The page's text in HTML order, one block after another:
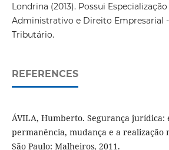
Londrina (2013). Possui
Administrativo e Direito Empresarial
Tributário.
REFERENCES
ÁVILA, Humberto. Segurança jurídica:
permanência, mudança e a
São Paulo: Malheiros, 2011.